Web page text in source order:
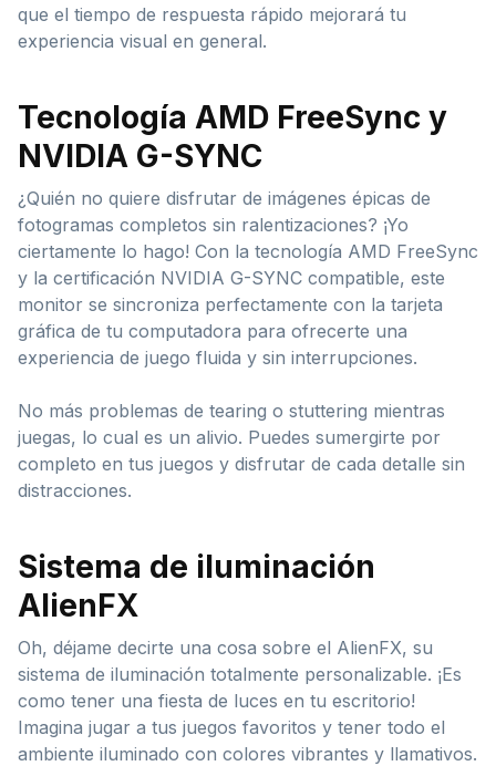
que el tiempo de respuesta rápido mejorará tu
experiencia visual en general.
Tecnología AMD FreeSync y
NVIDIA G-SYNC
¿Quién no quiere disfrutar de imágenes épicas de
fotogramas completos sin ralentizaciones? ¡Yo
ciertamente lo hago! Con la tecnología AMD FreeSync
y la certificación NVIDIA G-SYNC compatible, este
monitor se sincroniza perfectamente con la tarjeta
gráfica de tu computadora para ofrecerte una
experiencia de juego fluida y sin interrupciones.
No más problemas de tearing o stuttering mientras
juegas, lo cual es un alivio. Puedes sumergirte por
completo en tus juegos y disfrutar de cada detalle sin
distracciones.
Sistema de iluminación
AlienFX
Oh, déjame decirte una cosa sobre el AlienFX, su
sistema de iluminación totalmente personalizable. ¡Es
como tener una fiesta de luces en tu escritorio!
Imagina jugar a tus juegos favoritos y tener todo el
ambiente iluminado con colores vibrantes y llamativos.